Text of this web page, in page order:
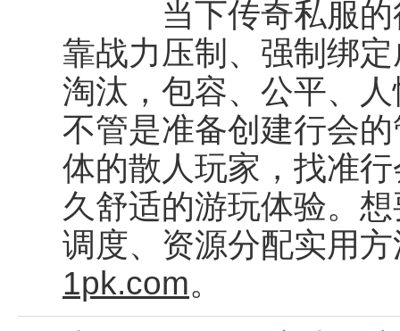
当下传奇私服的行
靠战力压制、强制绑
淘汰，包容、公平、
不管是准备创建行会
体的散人玩家，找准
久舒适的游玩体验。
调度、资源分配实用
1pk.com。